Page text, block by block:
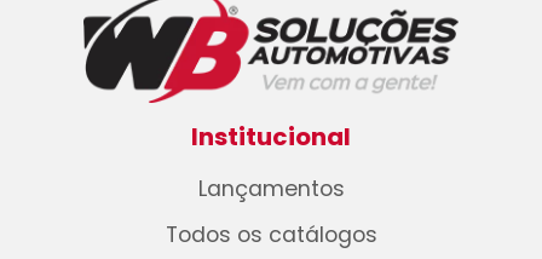
Institucional
Lançamentos
Todos os catálogos